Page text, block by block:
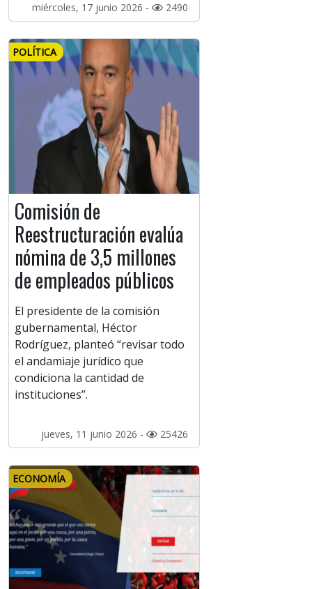
miércoles, 17 junio 2026 - 2490
POLÍTICA
Comisión de
Reestructuración evalúa
nómina de 3,5 millones
de empleados públicos
El presidente de la comisión
gubernamental, Héctor
Rodríguez, planteó “revisar todo
el andamiaje jurídico que
condiciona la cantidad de
instituciones”.
jueves, 11 junio 2026 - 25426
ECONOMÍA